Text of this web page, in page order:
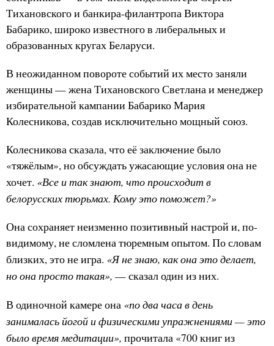
Тихановского и банкира-филантропа Виктора
Бабарико, широко известного в либеральных и
образованных кругах Беларуси.
В неожиданном повороте событий их место заняли
женщины — жена Тихановского Светлана и менеджер
избирательной кампании Бабарико Мария
Колесникова, создав исключительно мощный союз.
Колесникова сказала, что её заключение было
«тяжёлым», но обсуждать ужасающие условия она не
хочет. «Все и так знают, что происходит в
белорусских тюрьмах. Кому это поможет?»
Она сохраняет неизменно позитивный настрой и, по-
видимому, не сломлена тюремным опытом. По словам
близких, это не игра. «Я не знаю, как она это делает,
но она просто такая», — сказал один из них.
В одиночной камере она «по два часа в день
занималась йогой и физическими упражнениями — это
было время медитации», прочитала «700 книг из